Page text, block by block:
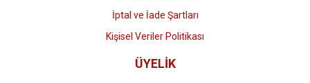
İptal ve İade Şartları
Kişisel Veriler Politikası
ÜYELİK